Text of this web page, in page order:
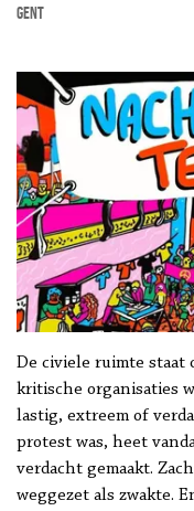
Gent
De civiele ruimte staat
kritische organisaties
lastig, extreem of
protest was, heet
verdacht gemaakt.
weggezet als zwakte.